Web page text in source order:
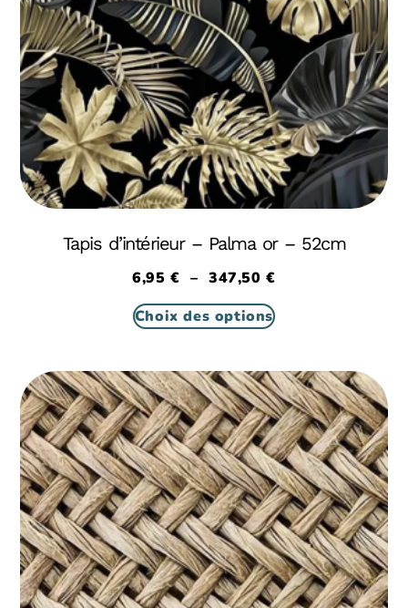
Tapis d’intérieur – Palma or – 52cm
6,95€ – 347,50€
Choix des options